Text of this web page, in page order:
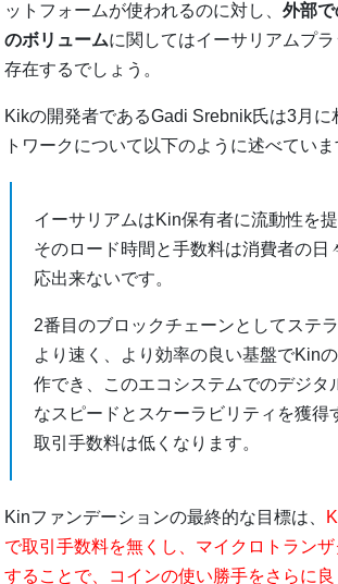
ットフォームが使われるのに対し、外部
のボリュームに関してはイーサリアムプ
存在するでしょう。
Kikの開発者であるGadi Srebnik氏は3月に
トワークについて以下のように述べていま
イーサリアムはKin保有者に流動性を
そのロード時間と手数料は消費者の日
応出来ないです。
2番目のブロックチェーンとしてステ
より速く、より効率の良い基盤でKin
作でき、このエコシステムでのデジタ
なスピードとスケーラビリティを獲得
取引手数料は低くなります。
Kinファンデーションの最終的な目標は、
で取引手数料を無くし、マイクロトラン
することで、コインの使い勝手をさらに良